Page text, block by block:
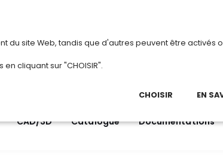
Du 3 au 28 août 2026,
CAD/3D Catalogue Documentations
site Web, tandis que d'autres peuvent être activés
cliquant sur "CHOISIR".
CHOISIR EN